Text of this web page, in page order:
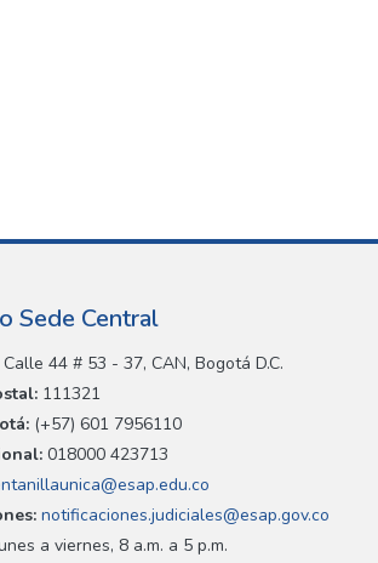
Sede Central
Calle 44 # 53 - 37, CAN, Bogotá D.C.
111321
(+57) 601 7956110
018000 423713
notificaciones.judiciales@esap.gov.co
a viernes, 8 a.m. a 5 p.m.